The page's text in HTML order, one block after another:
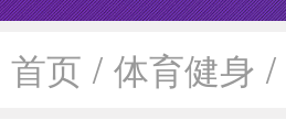
首页 / 体育健身 /